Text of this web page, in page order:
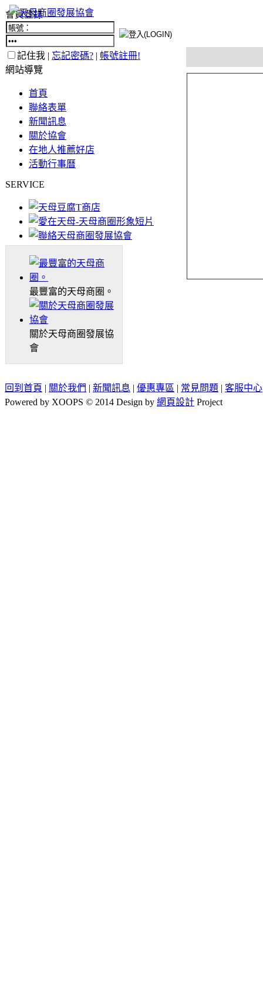
會員登錄
記住我 | 忘記密碼? | 帳號註冊!
網站導覽
首頁
聯絡表單
新聞訊息
關於協會
在地人推薦好店
活動行事曆
SERVICE
最豐富的天母商圈。
關於天母商圈發展協
會
回到首頁 | 關於我們 | 新聞訊息 | 優惠專區 | 常見問題 | 客服中心
Powered by XOOPS © 2014 Design by 網頁設計 Project